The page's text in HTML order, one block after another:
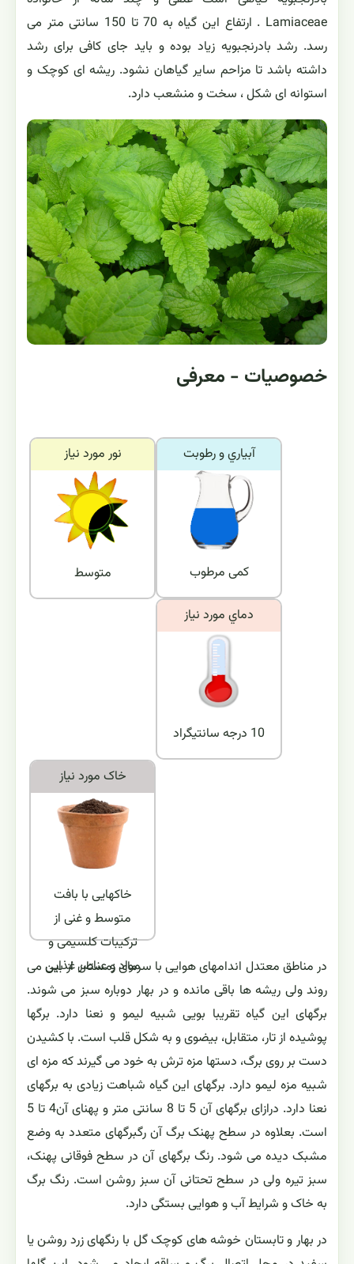
Lamiaceae . ارتفاع این گیاه به 70 تا 150 سانتی متر می
رسد. رشد بادرنجبویه زیاد بوده و باید جای کافی برای رشد
داشته باشد تا مزاحم سایر گیاهان نشود. ریشه ای کوچک و
استوانه ای شکل ، سخت و منشعب دارد.
خصوصیات - معرفی
نور مورد نياز
متوسط
آبياري و رطوبت
کمی مرطوب
دماي مورد نياز
10 درجه سانتیگراد
خاک مورد نياز
خاکهایی با بافت
متوسط و غنی از
ترکیبات کلسیمی و
مواد و عناصر غذایی
در مناطق معتدل اندامهای هوایی با سرمای زمستان از بین می
روند ولی ریشه ها باقی مانده و در بهار دوباره سبز می شوند.
برگهای این گیاه تقریبا بویی شبیه لیمو و نعنا دارد. برگها
پوشیده از تار، متقابل، بیضوی و به شکل قلب است. با کشیدن
دست بر روی برگ، دستها مزه ترش به خود می گیرند که مزه ای
شبیه مزه لیمو دارد. برگهای این گیاه شباهت زیادی به برگهای
نعنا دارد. درازای برگهای آن 5 تا 8 سانتی متر و پهنای آن4 تا 5
است. بعلاوه در سطح پهنک برگ آن رگبرگهای متعدد به وضع
مشبک دیده می شود. رنگ برگهای آن در سطح فوقانی پهنک،
سبز تیره ولی در سطح تحتانی آن سبز روشن است. رنگ برگ
به خاک و شرایط آب و هوایی بستگی دارد.
در بهار و تابستان خوشه های کوچک گل با رنگهای زرد روشن یا